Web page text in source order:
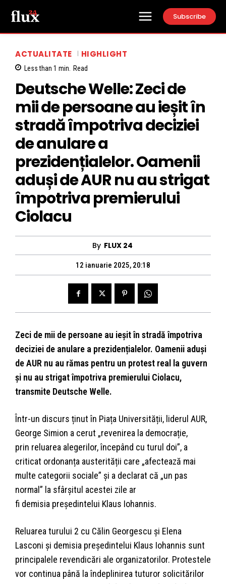
Subscribe
ACTUALITATE HIGHLIGHT
Less than 1 min. Read
Deutsche Welle: Zeci de
mii de persoane au ieșit în
stradă împotriva deciziei
de anulare a
prezidențialelor. Oamenii
aduși de AUR nu au strigat
împotriva premierului
Ciolacu
By FLUX 24
12 ianuarie 2025, 20:18
Zeci de mii de persoane au ieșit în stradă împotriva
deciziei de anulare a prezidențialelor. Oamenii aduși
de AUR nu au rămas pentru un protest real la guvern
și nu au strigat împotriva premierului Ciolacu,
transmite Deutsche Welle.
Într-un discurs ținut în Piața Universității, liderul AUR,
George Simion a cerut „revenirea la democrație,
prin reluarea alegerilor, începând cu turul doi”, a
criticat ordonanța austerității care „afectează mai
multe categorii sociale” și a declarat că „un pas
normal” la sfârșitul acestei zile ar
fi demisia președintelui Klaus Iohannis.
Reluarea turului 2 cu Călin Georgescu și Elena
Lasconi și demisia președintelui Klaus Iohannis sunt
principalele revendicări ale organizatorilor. Protestele
vor continua până la îndeplinirea tuturor solicitărilor